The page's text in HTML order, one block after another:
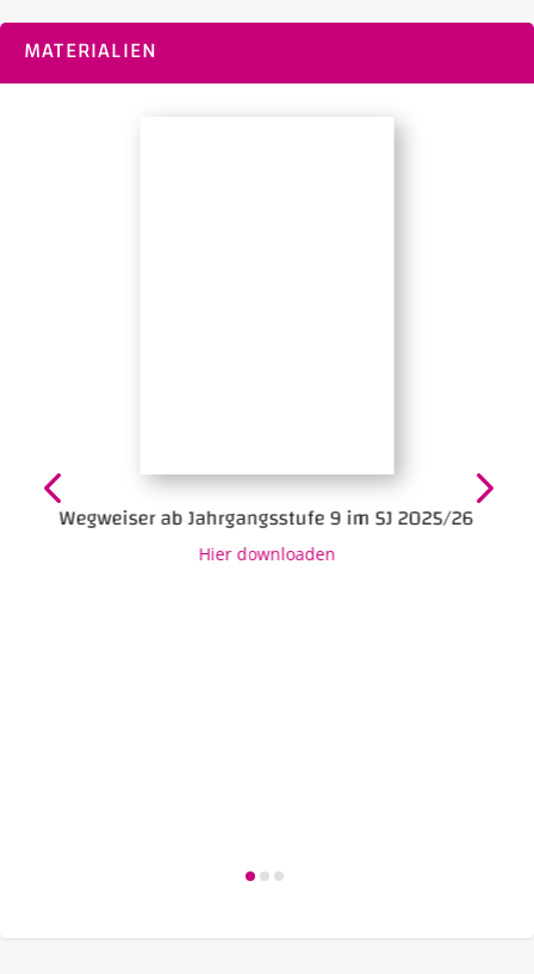
MATERIALIEN
Wegweiser ab Jahrgangsstufe 9 im SJ 2025/26
Hier downloaden